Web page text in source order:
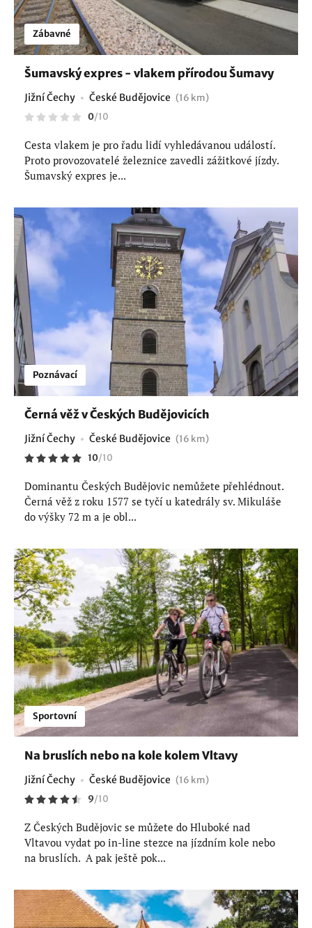
Zábavné
Šumavský expres - vlakem přírodou Šumavy
Jižní Čechy České Budějovice (16 km)
0/10
Cesta vlakem je pro řadu lidí vyhledávanou událostí.
Proto provozovatelé železnice zavedli zážitkové jízdy.
Šumavský expres je...
Poznávací
Černá věž v Českých Budějovicích
Jižní Čechy České Budějovice (16 km)
10/10
Dominantu Českých Budějovic nemůžete přehlédnout.
Černá věž z roku 1577 se tyčí u katedrály sv. Mikuláše
do výšky 72 m a je obl...
Sportovní
Na bruslích nebo na kole kolem Vltavy
Jižní Čechy České Budějovice (16 km)
9/10
Z Českých Budějovic se můžete do Hluboké nad
Vltavou vydat po in-line stezce na jízdním kole nebo
na bruslích. A pak ještě pok...